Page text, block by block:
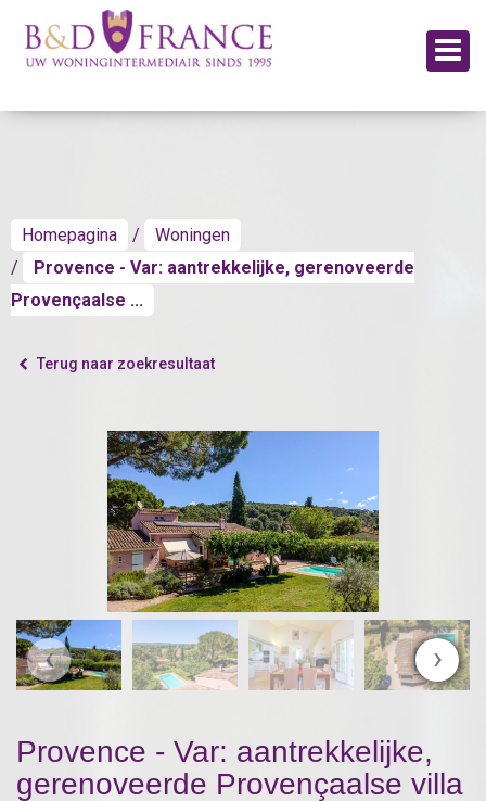
Homepagina
Woningen
Provence - Var: aantrekkelijke, gerenoveerde
Provençaalse ...
Terug naar zoekresultaat
‹ ›
Provence - Var: aantrekkelijke,
gerenoveerde Provençaalse villa